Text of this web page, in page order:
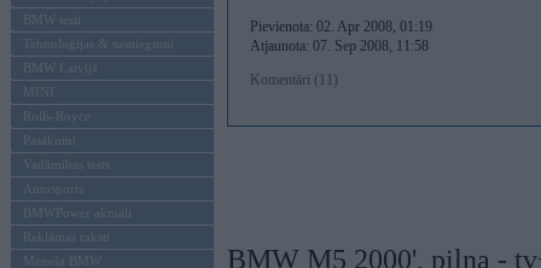
BMW testi
Tehnoloģijas & sasniegumi
BMW Latvijā
MINI
Rolls-Royce
Pasākumi
Vadāmības tests
Autosports
BMWPower aktuāli
Reklāmas raksti
Mēneša BMW
Pievienota: 02. Apr 2008, 01:19
Atjaunota: 07. Sep 2008, 11:58
Komentāri (11)
BMW M5 2000', pilna -